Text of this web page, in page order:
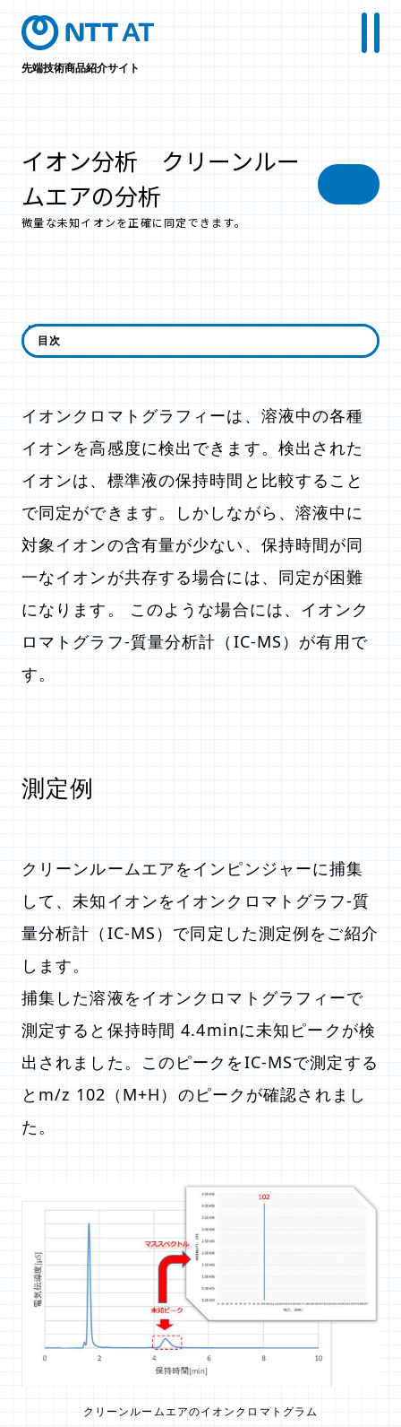
先端技術商品紹介サイト
イオン分析 クリーンルー
ムエアの分析
微量な未知イオンを正確に同定できます。
分析の概要
イオンクロマトグラフィーは、溶液中の各種
イオンを高感度に検出できます。検出された
イオンは、標準液の保持時間と比較すること
で同定ができます。しかしながら、溶液中に
対象イオンの含有量が少ない、保持時間が同
一なイオンが共存する場合には、同定が困難
になります。 このような場合には、イオンク
ロマトグラフ-質量分析計（IC-MS）が有用で
す。
測定例
クリーンルームエアをインピンジャーに捕集
して、未知イオンをイオンクロマトグラフ-質
量分析計（IC-MS）で同定した測定例をご紹介
します。
捕集した溶液をイオンクロマトグラフィーで
測定すると保持時間 4.4minに未知ピークが検
出されました。このピークをIC-MSで測定する
とm/z 102（M+H）のピークが確認されまし
た。
クリーンルームエアのイオンクロマトグラム
目次